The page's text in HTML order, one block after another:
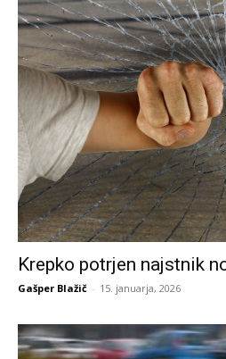
Krepko potrjen najstnik
Gašper Blažič - 15. januarja, 2026